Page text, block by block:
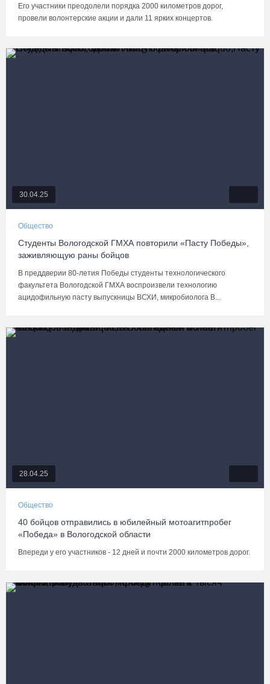
Его участники преодолели порядка 2000 километров дорог,
провели волонтерские акции и дали 11 ярких концертов.
30.04.25
Общество
Студенты Вологодской ГМХА повторили «Пасту Победы»,
заживляющую раны бойцов
В преддверии 80-летия Победы студенты технологического
факультета Вологодской ГМХА воспроизвели технологию
ацидофильную пасту выпускницы ВСХИ, микробиолога В...
28.04.25
Общество
40 бойцов отправились в юбилейный мотоагитпробег
«Победа» в Вологодской области
Впереди у его участников - 12 дней и почти 2000 километров дорог.